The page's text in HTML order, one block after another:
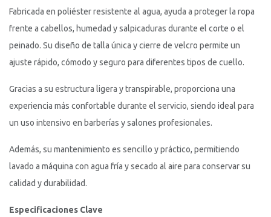
Fabricada en poliéster resistente al agua, ayuda a proteger la ropa
frente a cabellos, humedad y salpicaduras durante el corte o el
peinado. Su diseño de talla única y cierre de velcro permite un
ajuste rápido, cómodo y seguro para diferentes tipos de cuello.
Gracias a su estructura ligera y transpirable, proporciona una
experiencia más confortable durante el servicio, siendo ideal para
un uso intensivo en barberías y salones profesionales.
Además, su mantenimiento es sencillo y práctico, permitiendo
lavado a máquina con agua fría y secado al aire para conservar su
calidad y durabilidad.
Especificaciones Clave